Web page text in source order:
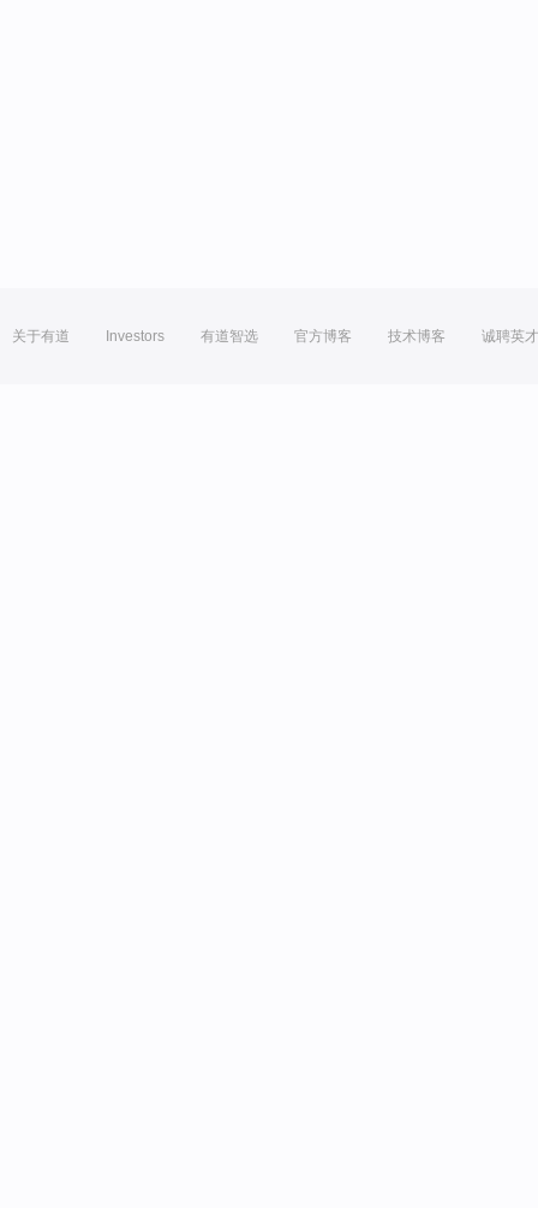
关于有道 Investors 有道智选 官方博客 技术博客 诚聘英才